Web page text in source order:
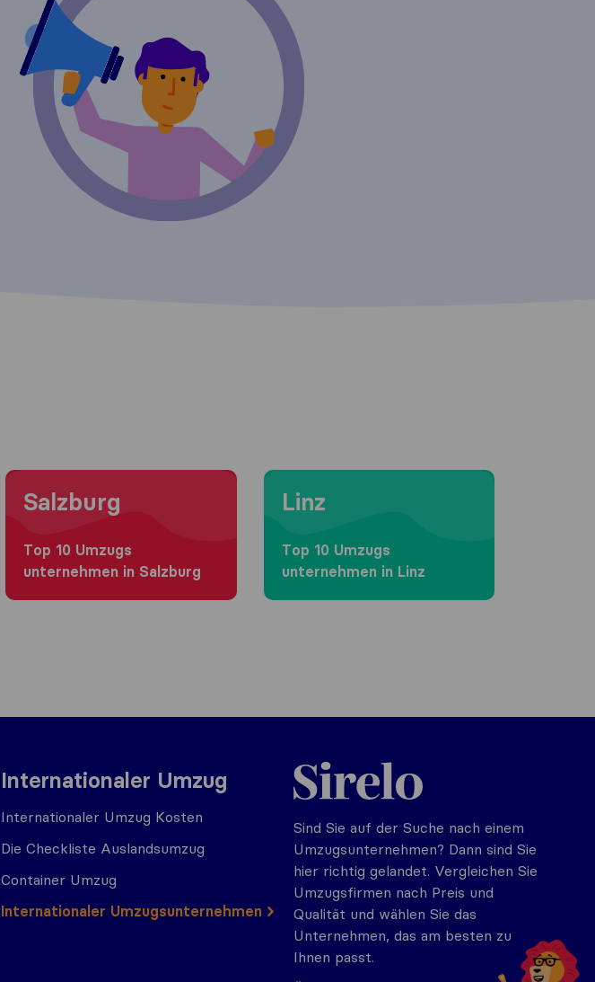
Moving to Salzburg
Salzburg
Top 10 Umzugs​
unternehmen in Salzburg
Moving to Linz
Linz
Top 10 Umzugs​
unternehmen in Linz
Internationaler Umzug
Internationaler Umzug Kosten
Die Checkliste Auslandsumzug
Container Umzug
Internationaler Umzugsunternehmen
Sirelo.at
Sind Sie auf der Suche nach einem
Umzugsunternehmen? Dann sind Sie
hier richtig gelandet. Vergleichen Sie
Umzugsfirmen nach Preis und
Qualität und wählen Sie das
Unternehmen, das am besten zu
Ihnen passt.